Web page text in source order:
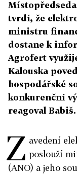
tvrdí, že
ministru
dostane k
Agrofert
Kalouska
hospodářské
konkurenční
reagoval Babiš.
Z avedení
poslouží
(ANO) a jeho